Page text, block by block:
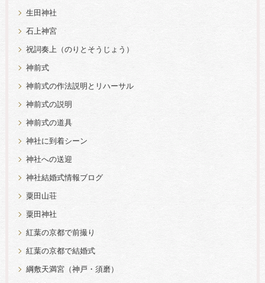
生田神社
石上神宮
祝詞奏上（のりとそうじょう）
神前式
神前式の作法説明とリハーサル
神前式の説明
神前式の道具
神社に到着シーン
神社への送迎
神社結婚式情報ブログ
粟田山荘
粟田神社
紅葉の京都で前撮り
紅葉の京都で結婚式
綱敷天満宮（神戸・須磨）